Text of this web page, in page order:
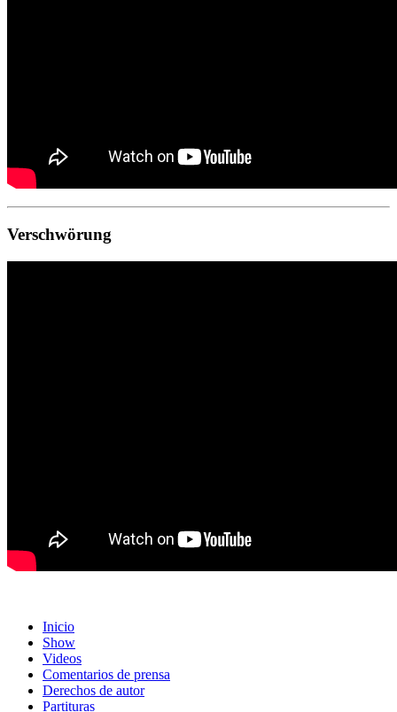
Verschwörung
Inicio
Show
Videos
Comentarios de prensa
Derechos de autor
Partituras